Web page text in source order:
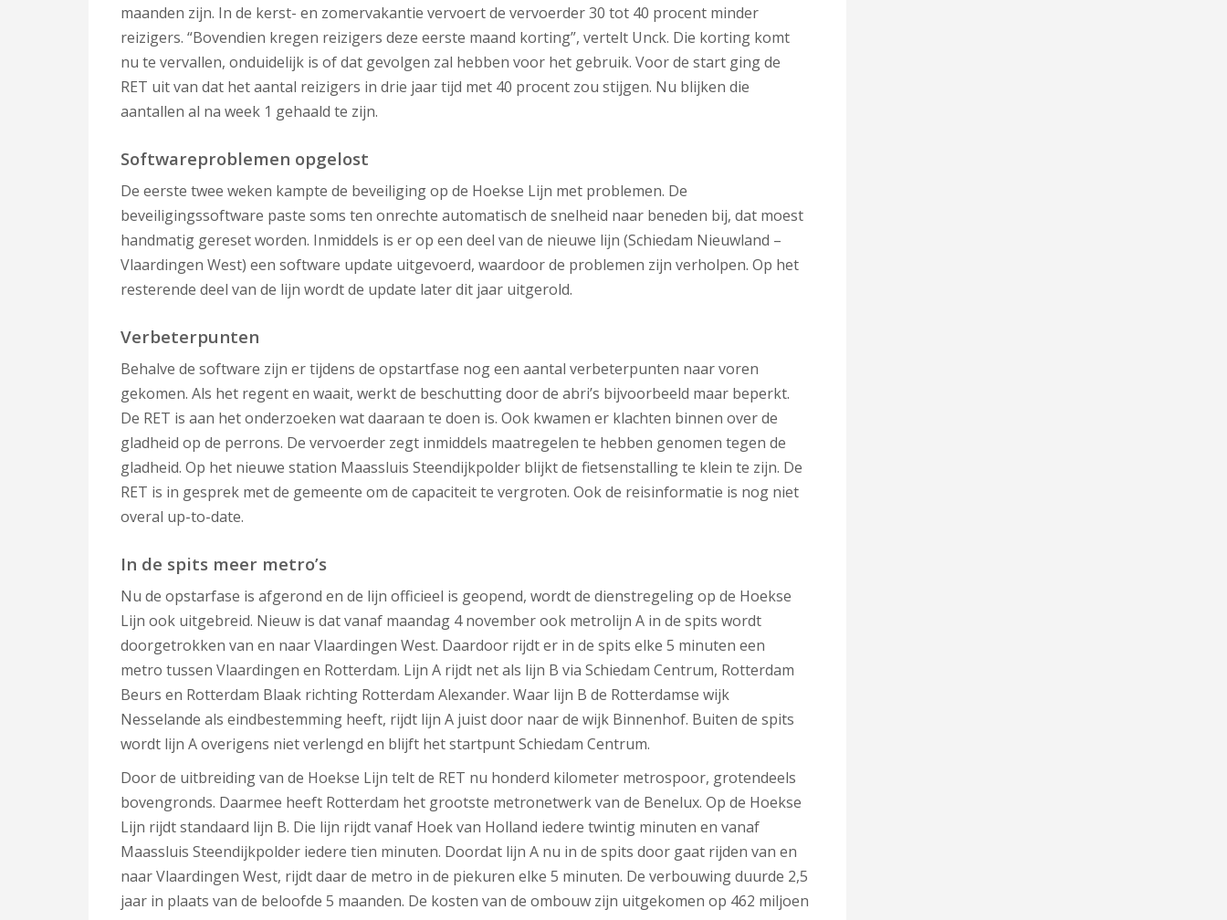
maanden zijn. In de kerst- en zomervakantie vervoert de vervoerder 30 tot 40 procent minder
reizigers. “Bovendien kregen reizigers deze eerste maand korting”, vertelt Unck. Die korting komt
nu te vervallen, onduidelijk is of dat gevolgen zal hebben voor het gebruik. Voor de start ging de
RET uit van dat het aantal reizigers in drie jaar tijd met 40 procent zou stijgen. Nu blijken die
aantallen al na week 1 gehaald te zijn.
Softwareproblemen opgelost
De eerste twee weken kampte de beveiliging op de Hoekse Lijn met problemen. De
beveiligingssoftware paste soms ten onrechte automatisch de snelheid naar beneden bij, dat moest
handmatig gereset worden. Inmiddels is er op een deel van de nieuwe lijn (Schiedam Nieuwland –
Vlaardingen West) een software update uitgevoerd, waardoor de problemen zijn verholpen. Op het
resterende deel van de lijn wordt de update later dit jaar uitgerold.
Verbeterpunten
Behalve de software zijn er tijdens de opstartfase nog een aantal verbeterpunten naar voren
gekomen. Als het regent en waait, werkt de beschutting door de abri’s bijvoorbeeld maar beperkt.
De RET is aan het onderzoeken wat daaraan te doen is. Ook kwamen er klachten binnen over de
gladheid op de perrons. De vervoerder zegt inmiddels maatregelen te hebben genomen tegen de
gladheid. Op het nieuwe station Maassluis Steendijkpolder blijkt de fietsenstalling te klein te zijn. De
RET is in gesprek met de gemeente om de capaciteit te vergroten. Ook de reisinformatie is nog niet
overal up-to-date.
In de spits meer metro’s
Nu de opstarfase is afgerond en de lijn officieel is geopend, wordt de dienstregeling op de Hoekse
Lijn ook uitgebreid. Nieuw is dat vanaf maandag 4 november ook metrolijn A in de spits wordt
doorgetrokken van en naar Vlaardingen West. Daardoor rijdt er in de spits elke 5 minuten een
metro tussen Vlaardingen en Rotterdam. Lijn A rijdt net als lijn B via Schiedam Centrum, Rotterdam
Beurs en Rotterdam Blaak richting Rotterdam Alexander. Waar lijn B de Rotterdamse wijk
Nesselande als eindbestemming heeft, rijdt lijn A juist door naar de wijk Binnenhof. Buiten de spits
wordt lijn A overigens niet verlengd en blijft het startpunt Schiedam Centrum.
Door de uitbreiding van de Hoekse Lijn telt de RET nu honderd kilometer metrospoor, grotendeels
bovengronds. Daarmee heeft Rotterdam het grootste metronetwerk van de Benelux. Op de Hoekse
Lijn rijdt standaard lijn B. Die lijn rijdt vanaf Hoek van Holland iedere twintig minuten en vanaf
Maassluis Steendijkpolder iedere tien minuten. Doordat lijn A nu in de spits door gaat rijden van en
naar Vlaardingen West, rijdt daar de metro in de piekuren elke 5 minuten. De verbouwing duurde 2,5
jaar in plaats van de beloofde 5 maanden. De kosten van de ombouw zijn uitgekomen op 462 miljoen